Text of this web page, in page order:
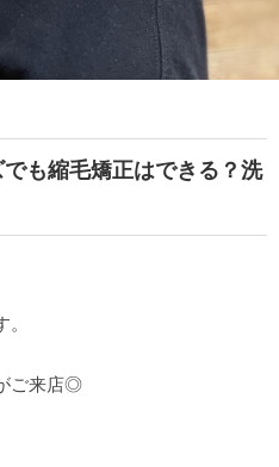
でも縮毛矯正はできる？洗
ご来店◎